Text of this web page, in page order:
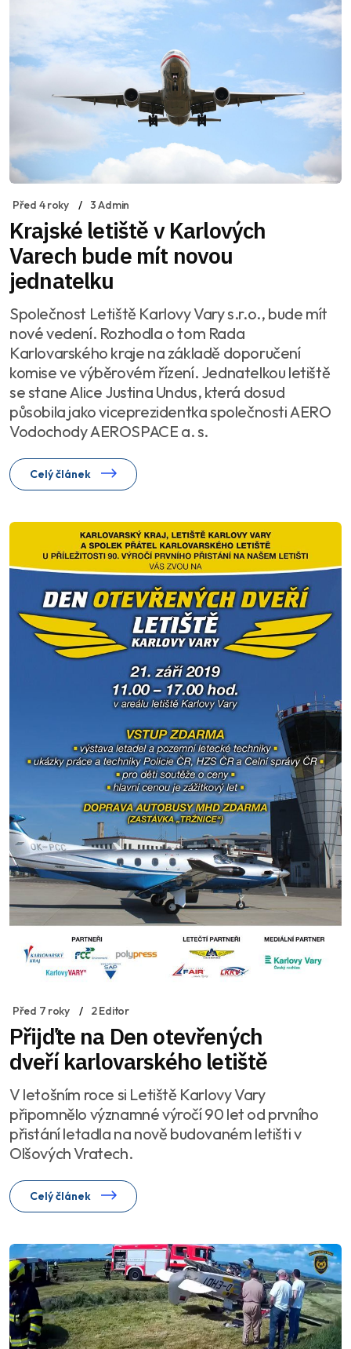
Před 4 roky 3 Admin
Krajské letiště v Karlových
Varech bude mít novou
jednatelku
Společnost Letiště Karlovy Vary s.r.o., bude mít
nové vedení. Rozhodla o tom Rada
Karlovarského kraje na základě doporučení
komise ve výběrovém řízení. Jednatelkou letiště
se stane Alice Justina Undus, která dosud
působila jako viceprezidentka společnosti AERO
Vodochody AEROSPACE a. s.
Celý článek
Před 7 roky 2 Editor
Přijďte na Den otevřených
dveří karlovarského letiště
V letošním roce si Letiště Karlovy Vary
připomnělo významné výročí 90 let od prvního
přistání letadla na nově budovaném letišti v
Olšových Vratech.
Celý článek